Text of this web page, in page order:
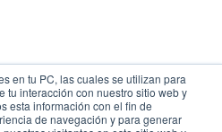
en tu PC, las cuales se utilizan para
tu interacción con nuestro sitio web y
esta información con el fin de
de navegación y para generar